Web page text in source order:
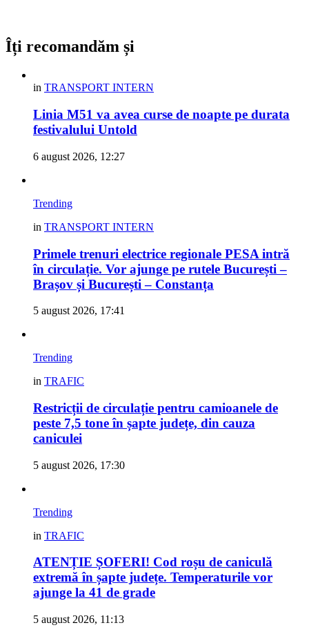
Îți recomandăm și
in TRANSPORT INTERN
Linia M51 va avea curse de noapte pe durata
festivalului Untold
6 august 2026, 12:27
Trending
in TRANSPORT INTERN
Primele trenuri electrice regionale PESA intră
în circulație. Vor ajunge pe rutele București –
Brașov și București – Constanța
5 august 2026, 17:41
Trending
in TRAFIC
Restricții de circulație pentru camioanele de
peste 7,5 tone în șapte județe, din cauza
caniculei
5 august 2026, 17:30
Trending
in TRAFIC
ATENȚIE ȘOFERI! Cod roșu de caniculă
extremă în șapte județe. Temperaturile vor
ajunge la 41 de grade
5 august 2026, 11:13